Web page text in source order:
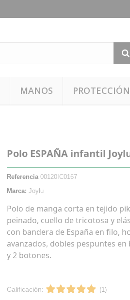
MANOS PROTECCIÓN
Polo ESPAÑA infantil
Referencia 00120IC0167
Marca: Joylu
Polo de manga corta en tejido
peinado, cuello de tricotosa y
con bandera de España en filo,
avanzados, dobles pespuntes
y 2 botones.
Calificación: (1)